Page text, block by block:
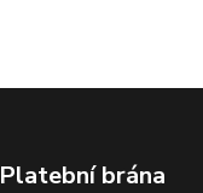
Platební brána